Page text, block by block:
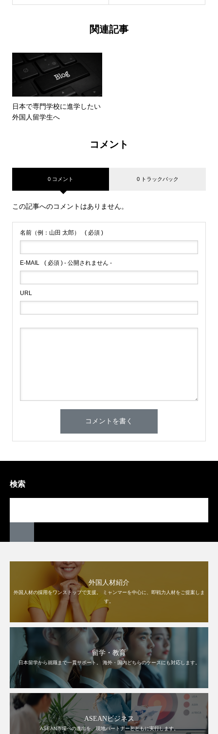
関連記事
日本で専門学校に進学したい
外国人留学生へ
コメント
0 コメント 0 トラックバック
この記事へのコメントはありません。
名前（例：山田 太郎） ( 必須 )
E-MAIL ( 必須 ) - 公開されません -
URL
検索
外国人材紹介
外国人材の採用をワンストップで支援。 ミャンマーを中心に、即戦力人材をご提案しま
す。
留学・教育
日本留学から就職まで一貫サポート。 海外・国内どちらのケースにも対応します。
ASEANビジネス
ASEAN市場への進出を、現地パートナーとともに実行します。